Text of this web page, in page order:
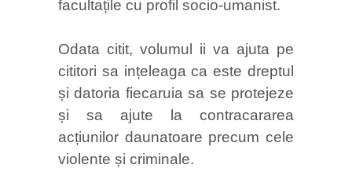
facultațile cu profil socio-umanist.
Odata citit, volumul ii va ajuta pe
cititori sa ințeleaga ca este dreptul
și datoria fiecaruia sa se protejeze
și sa ajute la contracararea
acțiunilor daunatoare precum cele
violente și criminale.